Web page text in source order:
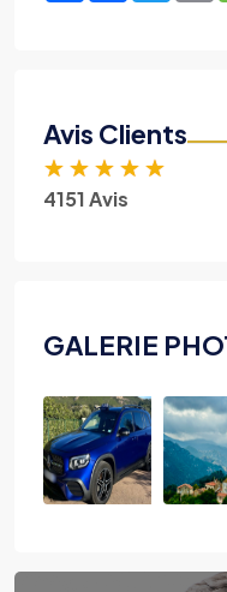
Avis Clients
★ ★ ★ ★ ★
4151 Avis
GALERIE